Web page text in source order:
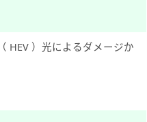
HEV ）光によるダメージか